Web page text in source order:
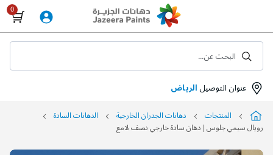
Content
عنوان التوصيلالرياض
البحث عن...
المنتجات دهانات الجدران الخارجية
الدهانات السادة
رويال سيمي جلوس | دهان سادة خارجي نصف لامع